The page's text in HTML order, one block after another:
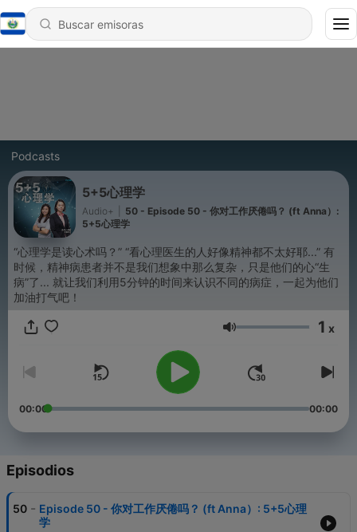
Podcasts
5+5心理学
Audio+
50 - Episode 50 - 你对工作厌倦吗？ (ft Anna）:
5+5心理学
“心理学是读心术吗？” “看心理医生的人好像精神都不太好耶...” 有
时候，精神病患者并不是我们想象中那么复杂，只是他们的心“生
病”了... 就让我们利用5分钟的时间来认识不同的病症，一起为他们
加油打气吧！
Volumen 1 x
00:00 00:00
Episodios
50 - Episode 50 - 你对工作厌倦吗？ (ft Anna）: 5+5心理
学